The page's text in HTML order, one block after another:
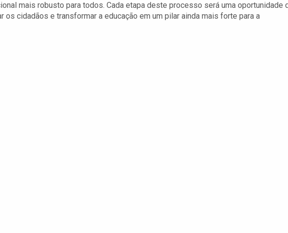
mais robusto para todos. Cada etapa deste processo será uma oportunidade
os cidadãos e transformar a educação em um pilar ainda mais forte para a